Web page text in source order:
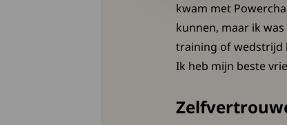
kwam met
kunnen, maar ik
training of wedstrijd
Ik heb mijn beste